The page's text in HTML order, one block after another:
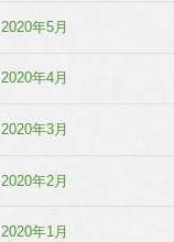
2020年5月
2020年4月
2020年3月
2020年2月
2020年1月